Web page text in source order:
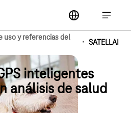
label
Abrir la
uso y referencias del
· SATELLAI
inteligentes
análisis de salud